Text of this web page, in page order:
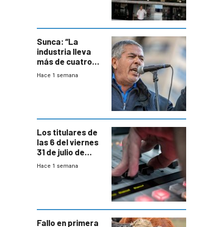
Sunca: “La
industria lleva
más de cuatro
meses sin
Hace 1 semana
Los titulares de
las 6 del viernes
31 de julio de
2026
Hace 1 semana
Fallo en primera